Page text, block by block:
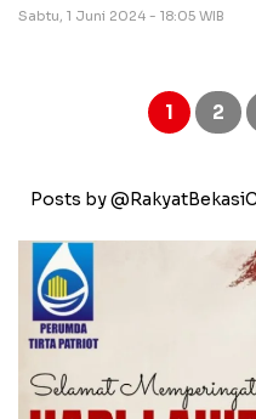
Sabtu, 1 Juni 2024 - 18:05 WIB
Paginasi
1 2
Posts by